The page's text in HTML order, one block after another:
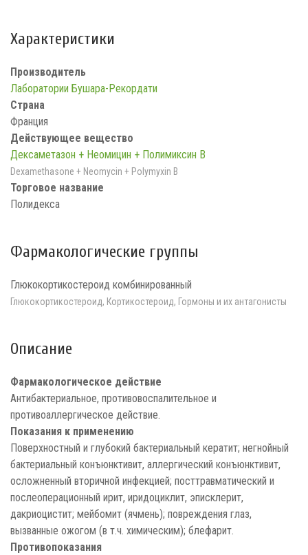
Характеристики
Производитель
Лаборатории Бушара-Рекордати
Страна
Франция
Действующее вещество
Дексаметазон + Неомицин + Полимиксин B
Dexamethasone + Neomycin + Polymyxin B
Торговое название
Полидекса
Фармакологические группы
Глюкокортикостероид комбинированный
Глюкокортикостероид, Кортикостероид, Гормоны и их антагонисты
Описание
Фармакологическое действие
Антибактериальное, противовоспалительное и
противоаллергическое действие.
Показания к применению
Поверхностный и глубокий бактериальный кератит; негнойный
бактериальный конъюнктивит, аллергический конъюнктивит,
осложненный вторичной инфекцией; посттравматический и
послеоперационный ирит, иридоциклит, эписклерит,
дакриоцистит; мейбомит (ячмень); повреждения глаз,
вызванные ожогом (в т.ч. химическим); блефарит.
Противопоказания